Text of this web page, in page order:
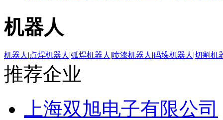
机器人
机器人 |点焊机器人 |弧焊机器人 |喷漆机器人 |码垛机器人 |切割机
推荐企业
上海双旭电子有限公司